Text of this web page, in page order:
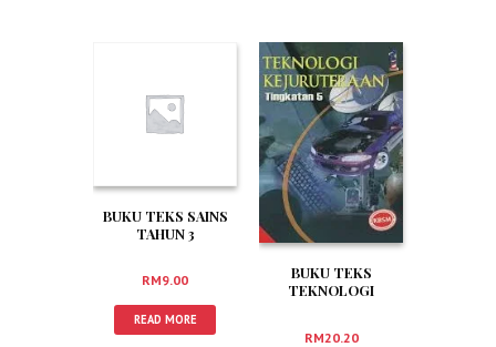
BUKU TEKS SAINS
TAHUN 3
RM9.00
READ MORE
BUKU TEKS
TEKNOLOGI
RM20.20